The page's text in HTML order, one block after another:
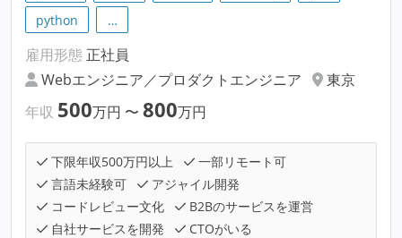
python
…
雇用形態 正社員
Webエンジニア／プロダクトエンジニア
東京
年収 500万円 〜 800万円
下限年収500万円以上
一部リモート可
言語未経験可
アジャイル開発
コードレビュー文化
B2Bのサービスを運営
自社サービスを開発
CTOがいる